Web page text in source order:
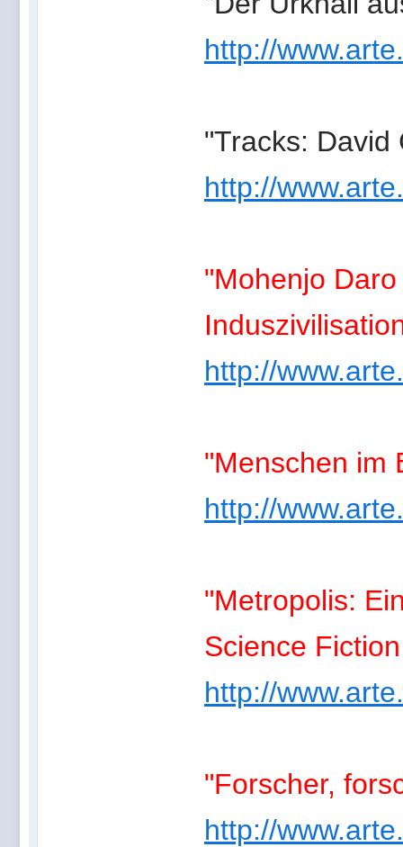
http://
"Tracks: David
http://
"Mohenjo
http://
"Menschen im
http://
"Metropolis:
Science
http://
"Forscher,
http://